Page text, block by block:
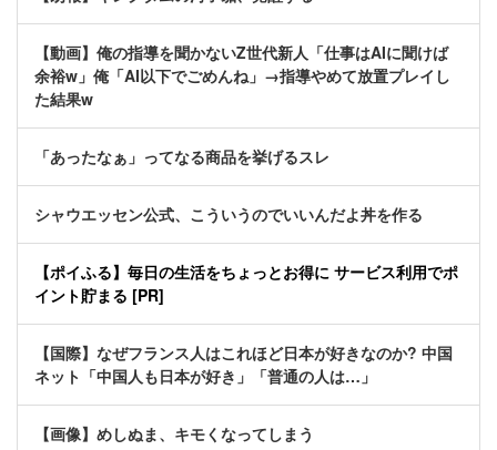
【動画】俺の指導を聞かないZ世代新人「仕事はAIに聞けば
余裕w」俺「AI以下でごめんね」→指導やめて放置プレイし
た結果w
「あったなぁ」ってなる商品を挙げるスレ
シャウエッセン公式、こういうのでいいんだよ丼を作る
【ポイふる】毎日の生活をちょっとお得に サービス利用でポ
イント貯まる [PR]
【国際】なぜフランス人はこれほど日本が好きなのか? 中国
ネット「中国人も日本が好き」「普通の人は…」
【画像】めしぬま、キモくなってしまう